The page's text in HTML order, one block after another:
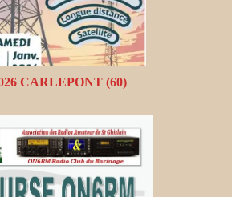
CARLEPONT (60)